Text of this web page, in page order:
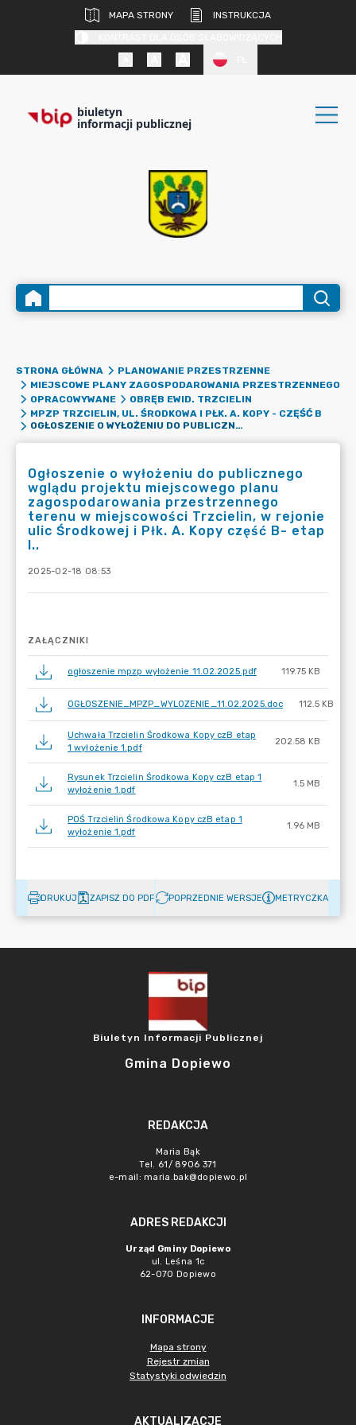
MAPA STRONY
INSTRUKCJA
biuletyn
informacji publicznej
STRONA GŁÓWNA
PLANOWANIE PRZESTRZENNE
MIEJSCOWE PLANY ZAGOSPODAROWANIA PRZESTRZENNEGO
OPRACOWYWANE
OBRĘB EWID. TRZCIELIN
MPZP TRZCIELIN, UL. ŚRODKOWA I PŁK. A. KOPY - CZĘŚĆ B
OGŁOSZENIE O WYŁOŻENIU DO PUBLICZNEGO WGLĄDU PROJEKTU MIEJSCOWEGO PLANU ZAGOSPODAROWANIA PRZESTRZENNEGO TERENU W MIEJSCOWOŚCI TRZCIELIN, W REJONIE ULIC ŚRODKOWEJ I PŁK. A. KOPY CZĘŚĆ B- ETAP I..
Ogłoszenie o wyłożeniu do publicznego
wglądu projektu miejscowego planu
zagospodarowania przestrzennego
terenu w miejscowości Trzcielin, w rejonie
ulic Środkowej i Płk. A. Kopy część B- etap
I..
2025-02-18 08:53
ZAŁĄCZNIKI
ogłoszenie mpzp wyłożenie 11.02.2025.pdf 119.75 KB
OGŁOSZENIE_MPZP_WYLOZENIE_11.02.2025.doc 112.5 KB
Uchwała Trzcielin Środkowa Kopy czB etap
1 wyłożenie 1.pdf
202.58 KB
Rysunek Trzcielin Środkowa Kopy czB etap 1
wyłożenie 1.pdf
1.5 MB
POŚ Trzcielin Środkowa Kopy czB etap 1
wyłożenie 1.pdf
1.96 MB
DRUKUJ ZAPISZ DO PDF POPRZEDNIE WERSJE METRYCZKA
Biuletyn Informacji Publicznej
Gmina Dopiewo
REDAKCJA
Maria Bąk
Tel. 61/ 8906 371
e-mail: maria.bak@dopiewo.pl
ADRES REDAKCJI
Urząd Gminy Dopiewo
ul. Leśna 1c
62-070 Dopiewo
INFORMACJE
Mapa strony
Rejestr zmian
Statystyki odwiedzin
AKTUALIZACJE